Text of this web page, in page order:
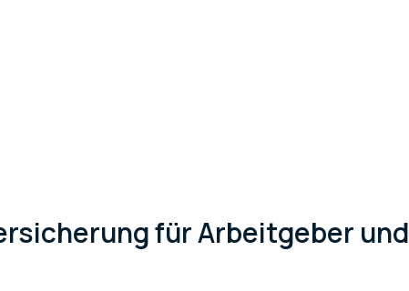
für Arbeitgeber und